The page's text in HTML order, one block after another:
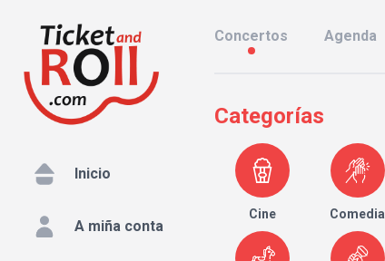
Inicio
A miña conta
Concertos Agenda
Categorías
Cine Comedia